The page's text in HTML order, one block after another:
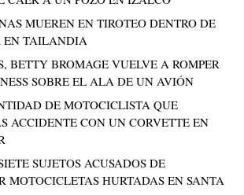
MUEREN EN TIROTEO DENTRO DE
EN TAILANDIA
BETTY BROMAGE VUELVE A ROMPER
SOBRE EL ALA DE UN AVIÓN
DE MOTOCICLISTA QUE
ACCIDENTE CON UN CORVETTE EN
SUJETOS ACUSADOS DE
MOTOCICLETAS HURTADAS EN SANTA